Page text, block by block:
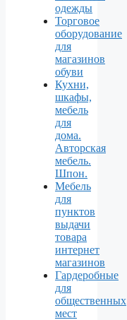
одежды
Торговое
оборудование
для
магазинов
обуви
Кухни,
шкафы,
мебель
для
дома.
Авторская
мебель.
Шпон.
Мебель
для
пунктов
выдачи
товара
интернет
магазинов
Гардеробные
для
общественных
мест